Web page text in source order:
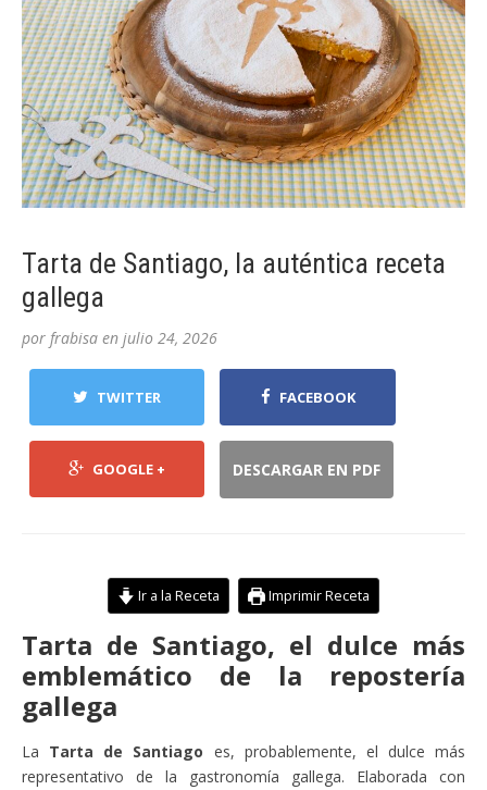
Tarta de Santiago, la auténtica receta
gallega
por frabisa en julio 24, 2026
TWITTER FACEBOOK
GOOGLE + DESCARGAR EN PDF
Ir a la Receta Imprimir Receta
Tarta de Santiago, el dulce más
emblemático de la repostería
gallega
La Tarta de Santiago es, probablemente, el dulce más
representativo de la gastronomía gallega. Elaborada con